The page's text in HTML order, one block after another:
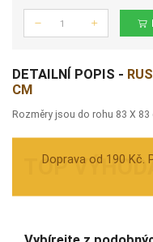
DETAILNÍ POPIS -
CM
Rozměry jsou do rohu 83 X 83
Doprava od 190 Kč.